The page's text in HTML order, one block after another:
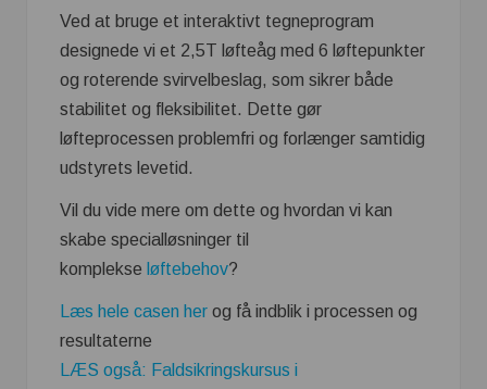
Ved at bruge et interaktivt tegneprogram
designede vi et 2,5T løfteåg med 6 løftepunkter
og roterende svirvelbeslag, som sikrer både
stabilitet og fleksibilitet. Dette gør
løfteprocessen problemfri og forlænger samtidig
udstyrets levetid.
Vil du vide mere om dette og hvordan vi kan
skabe specialløsninger til
komplekse løftebehov?
Læs hele casen her og få indblik i processen og
resultaterne
LÆS også: Faldsikringskursus i